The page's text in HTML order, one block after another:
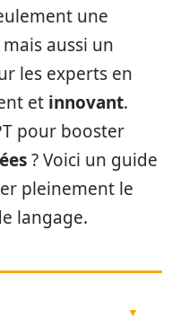
une
aussi un
les experts en
et innovant.
pour booster
? Voici un guide
pleinement le
langage.